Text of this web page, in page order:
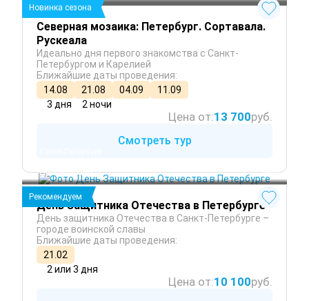
Новинка сезона
Северная мозаика: Петербург. Сортавала.
Рускеала
Идеально дня первого знакомства с Санкт-
Петербургом и Карелией
Ближайшие даты проведения:
14.08
21.08 04.09
11.09
3 дня
2 ночи
Цена от:13 700руб.
Смотреть тур
Ораниенбаум
Рекомендуем
Зима
День Защитника Отечества в Петербурге
День защитника Отечества в Санкт-Петербурге –
городе воинской славы
Ближайшие даты проведения:
21.02
2 или 3 дня
Цена от:10 100руб.